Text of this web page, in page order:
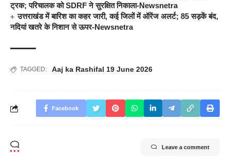
ट्रक; परिचालक को SDRF ने सुरक्षित निकाला-Newsnetra
उत्तराखंड में बारिश का कहर जारी, कई जिलों में ऑरेंज अलर्ट; 85 सड़कें बंद,
नदियां खतरे के निशान से ऊपर-Newsnetra
TAGGED: Aaj ka Rashifal 19 June 2026
Facebook
Leave a comment